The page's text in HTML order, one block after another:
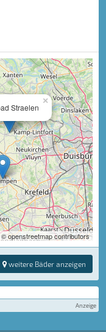
×
Straelen
openstreetmap contributors
weitere Bäder anzeigen
Anzeige